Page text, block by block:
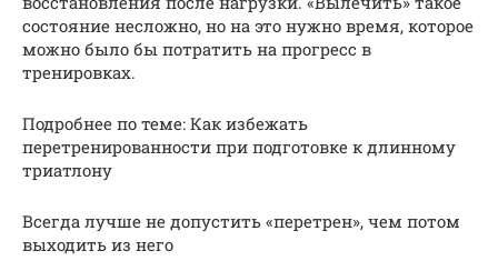
состояние несложно, но на это нужно время, которое
можно было бы потратить на прогресс в
тренировках.
Подробнее по теме: Как избежать
перетренированности при подготовке к длинному
триатлону
Всегда лучше не допустить «перетрен», чем потом
выходить из него